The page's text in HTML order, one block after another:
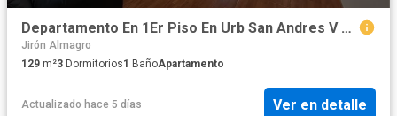
Departamento En 1Er Piso En Urb San Andres V Etapa
Jirón Almagro
129 m²3 Dormitorios1 BañoApartamento
Actualizado hace 5 días Ver en detalle